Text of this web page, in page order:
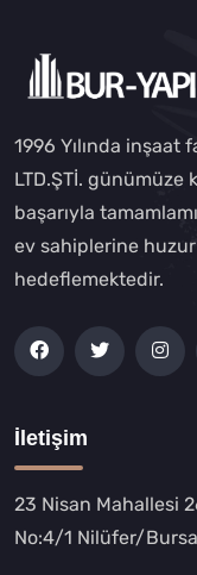
1996 Yılında inşaat
LTD.ŞTİ.
başarıyla
ev sahiplerine
hedeflemektedir.
İletişim
23 Nisan Mahallesi
No:4/1 Nilüfer/Bursa